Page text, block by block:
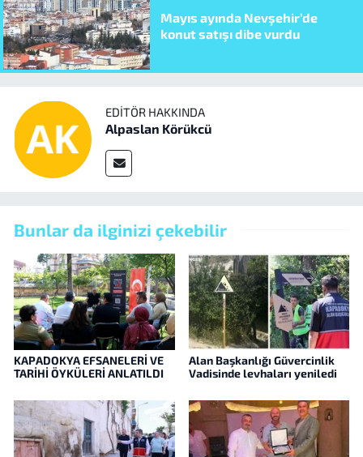
Mayıs ayında Nevşehir’de
konut satışı dibe vurdu
EDITÖR HAKKINDA
Alpaslan Körükcü
Bunlar da ilginizi çekebilir
KAPADOKYA EFSANELERİ VE
TARİHİ ÖYKÜLERİ ANLATILDI
Alan Başkanlığı Güvercinlik
Vadisinde levhaları yeniledi